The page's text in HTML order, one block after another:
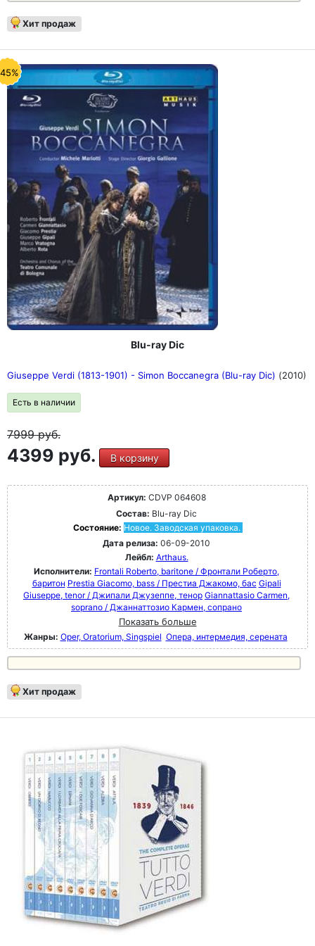
Хит продаж
Blu-ray Dic
Giuseppe Verdi (1813-1901) - Simon Boccanegra (Blu-ray Dic) (2010)
Есть в наличии
7999руб.
4399 руб. В корзину
Артикул: CDVP 064608
Состав: Blu-ray Dic
Состояние: Новое. Заводская упаковка.
Дата релиза: 06-09-2010
Лейбл: Arthaus.
Исполнители: Frontali Roberto, baritone / Фронтали Роберто,
баритон Prestia Giacomo, bass / Престиа Джакомо, бас Gipali
Giuseppe, tenor / Джипали Джузеппе, тенор Giannattasio Carmen,
soprano / Джаннаттозио Кармен, сопрано
Показать больше
Жанры: Oper, Oratorium, Singspiel Опера, интермедия, серената
Хит продаж